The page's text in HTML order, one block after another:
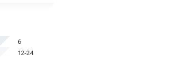
6
12-24